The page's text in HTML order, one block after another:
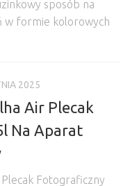
sposób na
w formie kolorowych
2025
Air Plecak
Na Aparat
Fotograficzny